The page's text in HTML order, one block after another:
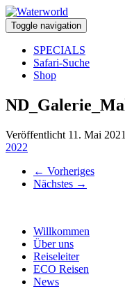
Toggle navigation
SPECIALS
Safari-Suche
Shop
Veröffentlicht 11. Mai 2021
2022
← Vorheriges
Nächstes →
Willkommen
Über uns
Reiseleiter
ECO Reisen
News